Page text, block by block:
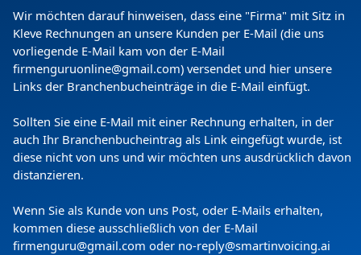
Copyright (c) 2024 by Firmenguru Ltd | alle Rechte
Sonntag der 09. August | Seite generiert in0.0929
Sekunden
Wir möchten darauf hinweisen, dass eine "Firma" mit Sitz in
Kleve Rechnungen an unsere Kunden per E-Mail (die uns
vorliegende E-Mail kam von der E-Mail
firmenguruonline@gmail.com) versendet und hier unsere
Links der Branchenbucheinträge in die E-Mail einfügt.
Sollten Sie eine E-Mail mit einer Rechnung erhalten, in der
auch Ihr Branchenbucheintrag als Link eingefügt wurde, ist
diese nicht von uns und wir möchten uns ausdrücklich davon
distanzieren.
Wenn Sie als Kunde von uns Post, oder E-Mails erhalten,
kommen diese ausschließlich von der E-Mail
firmenguru@gmail.com oder no-reply@smartinvoicing.ai